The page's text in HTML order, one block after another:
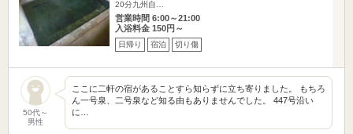
20分九州自…
営業時間 6:00～21:00
入浴料金 150円～
日帰り 宿泊 切り傷
50代～
男性
ここに二軒の宿があることすら知らずに立ち寄りました。 もちろ
ん一号泉、二号泉など知る由もありませんでした。 447号沿い
に…